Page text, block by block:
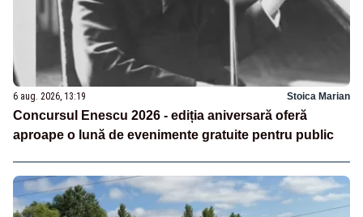
6 aug. 2026, 13:19 Stoica Marian
Concursul Enescu 2026 - ediția aniversară oferă
aproape o lună de evenimente gratuite pentru public